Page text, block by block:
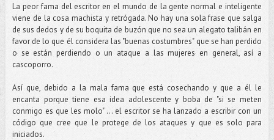
La peor fama del escritor en el mundo de la gente normal e inteligente
viene de la cosa machista y retrógada. No hay una sola frase que salga
de sus dedos y de su boquita de buzón que no sea un alegato talibán en
favor de lo que él considera las "buenas costumbres" que se han perdido
o se están perdiendo o un ataque a las mujeres en general, así a
cascoporro.
Así que, debido a la mala fama que está cosechando y que a él le
encanta porque tiene esa idea adolescente y boba de "si se meten
conmigo es que les molo" ... el escritor se ha lanzado a escribir con un
código que cree que le protege de los ataques y que es solo para
iniciados.